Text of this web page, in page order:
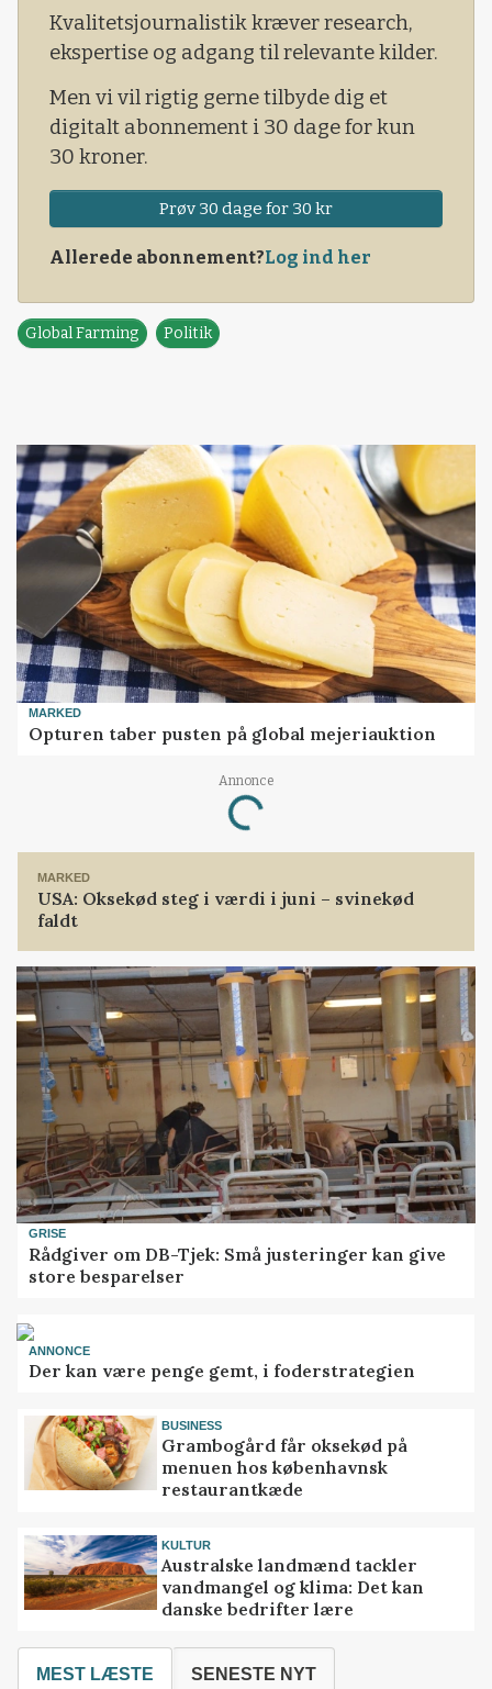
Kvalitetsjournalistik kræver research,
ekspertise og adgang til relevante kilder.
Men vi vil rigtig gerne tilbyde dig et
digitalt abonnement i 30 dage for kun
30 kroner.
Prøv 30 dage for 30 kr
Allerede abonnement?Log ind her
Global Farming Politik
MARKED
Opturen taber pusten på global mejeriauktion
Annonce
Loading...
MARKED
USA: Oksekød steg i værdi i juni – svinekød
faldt
GRISE
Rådgiver om DB-Tjek: Små justeringer kan give
store besparelser
ANNONCE
Der kan være penge gemt, i foderstrategien
BUSINESS
Grambogård får oksekød på
menuen hos københavnsk
restaurantkæde
KULTUR
Australske landmænd tackler
vandmangel og klima: Det kan
danske bedrifter lære
MEST LÆSTE SENESTE NYT